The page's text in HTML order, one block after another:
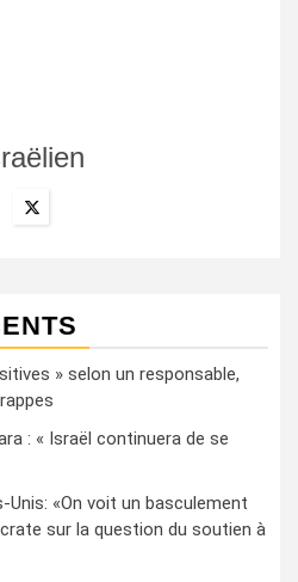
» selon un responsable,
: « Israël continuera de se
«On voit un basculement
sur la question du soutien à